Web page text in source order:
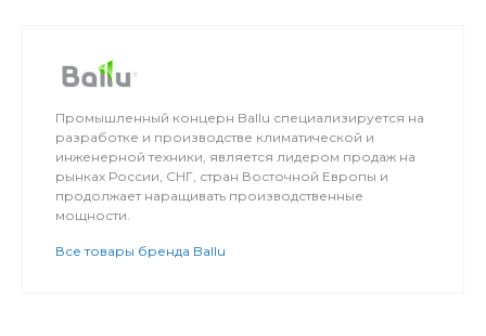
Промышленный концерн Ballu специализируется на
разработке и производстве климатической и
инженерной техники, является лидером продаж на
рынках России, СНГ, стран Восточной Европы и
продолжает наращивать производственные
мощности.
Все товары бренда Ballu